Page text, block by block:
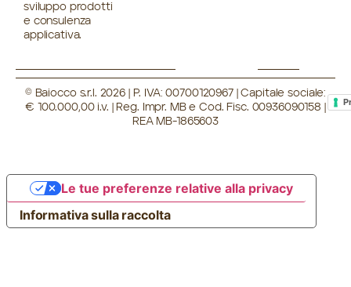
sviluppo prodotti
e consulenza
applicativa.
© Baiocco s.r.l. 2026 | P. IVA: 00700120967 | Capitale sociale:
€ 100.000,00 i.v. | Reg. Impr. MB e Cod. Fisc. 00936090158 |
REA MB-1865603
Informativa sulla raccolta
Le tue preferenze relative alla privacy